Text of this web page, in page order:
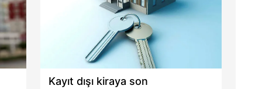
Kayıt dışı kiraya son